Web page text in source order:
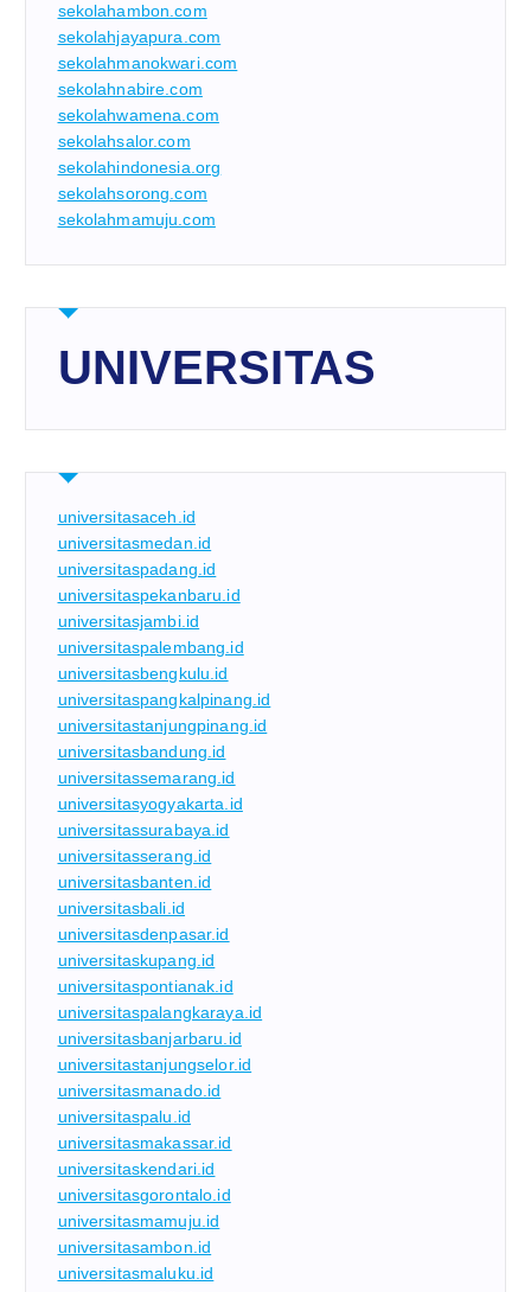
sekolahambon.com
sekolahjayapura.com
sekolahmanokwari.com
sekolahnabire.com
sekolahwamena.com
sekolahsalor.com
sekolahindonesia.org
sekolahsorong.com
sekolahmamuju.com
UNIVERSITAS
universitasaceh.id
universitasmedan.id
universitaspadang.id
universitaspekanbaru.id
universitasjambi.id
universitaspalembang.id
universitasbengkulu.id
universitaspangkalpinang.id
universitastanjungpinang.id
universitasbandung.id
universitassemarang.id
universitasyogyakarta.id
universitassurabaya.id
universitasserang.id
universitasbanten.id
universitasbali.id
universitasdenpasar.id
universitaskupang.id
universitaspontianak.id
universitaspalangkaraya.id
universitasbanjarbaru.id
universitastanjungselor.id
universitasmanado.id
universitaspalu.id
universitasmakassar.id
universitaskendari.id
universitasgorontalo.id
universitasmamuju.id
universitasambon.id
universitasmaluku.id